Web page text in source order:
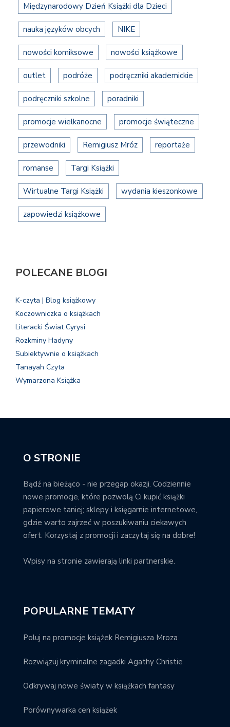
Międzynarodowy Dzień Książki dla Dzieci
nauka języków obcych NIKE
nowości komiksowe nowości książkowe
outlet podróże podręczniki akademickie
podręczniki szkolne poradniki
promocje wielkanocne promocje świąteczne
przewodniki Remigiusz Mróz reportaże
romanse Targi Książki
Wirtualne Targi Książki wydania kieszonkowe
zapowiedzi książkowe
POLECANE BLOGI
K-czyta | Blog książkowy
Koczowniczka o książkach
Literacki Świat Cyrysi
Rozkminy Hadyny
Subiektywnie o książkach
Tanayah Czyta
Wymarzona Książka
O STRONIE
Bądź na bieżąco - nie przegap okazji. Codziennie
nowe promocje, które pozwolą Ci kupić książki
papierowe taniej; sklepy i księgarnie internetowe,
gdzie warto zajrzeć w poszukiwaniu ciekawych
ofert. Korzystaj z promocji i zaczytaj się na dobre!
Wpisy na stronie zawierają linki partnerskie.
POPULARNE TEMATY
Poluj na promocje książek Remigiusza Mroza
Rozwiązuj kryminalne zagadki Agathy Christie
Odkrywaj nowe światy w książkach fantasy
Porównywarka cen książek